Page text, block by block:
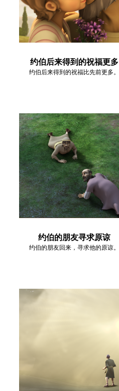
约伯后来得到的祝福更多
约伯后来得到的祝福比先前更多。
约伯的朋友寻求原谅
约伯的朋友回来，寻求他的原谅。